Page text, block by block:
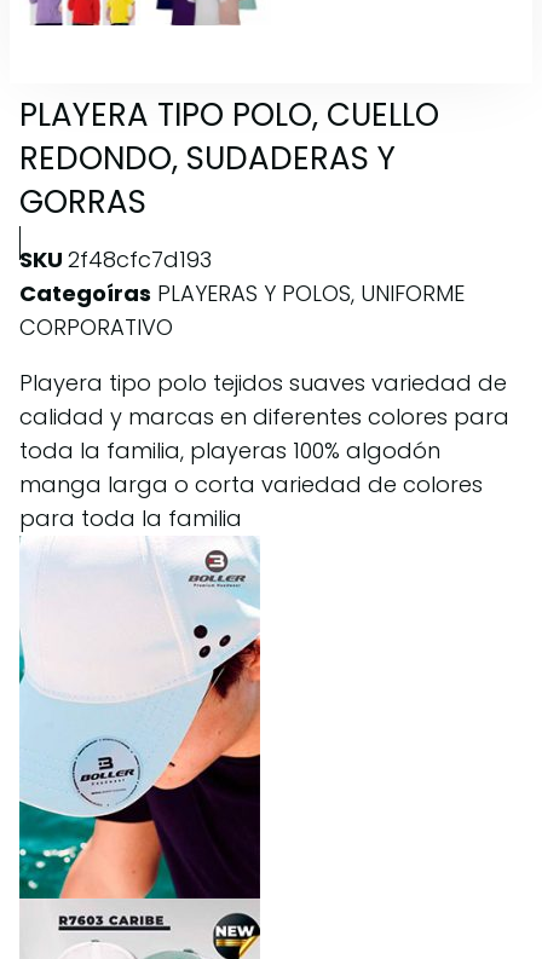
PLAYERA TIPO POLO, CUELLO
REDONDO, SUDADERAS Y
GORRAS
SKU 2f48cfc7d193
Categoíras PLAYERAS Y POLOS, UNIFORME
CORPORATIVO
Playera tipo polo tejidos suaves variedad de
calidad y marcas en diferentes colores para
toda la familia, playeras 100% algodón
manga larga o corta variedad de colores
para toda la familia